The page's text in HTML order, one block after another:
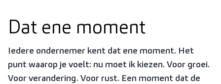
Dat ene moment
Iedere ondernemer kent dat ene moment. Het
punt waarop je voelt: nu moet ik kiezen. Voor groei.
Voor verandering. Voor rust. Een moment dat de